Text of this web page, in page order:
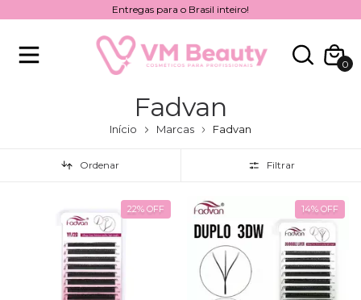
Entregas para o Brasil inteiro!
0
Fadvan
Início Marcas Fadvan
Ordenar Filtrar
22% OFF 14% OFF